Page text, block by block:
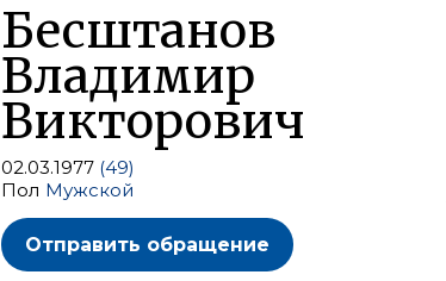
Бесштанов
Владимир
Викторович
02.03.1977 (49)
Пол Мужской
Отправить обращение